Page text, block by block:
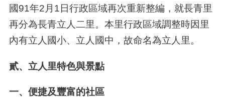
國91年2月1日行政區域再次重新整編，就長青里
再分為長青立人二里。本里行政區域調整時因里
內有立人國小、立人國中，故命名為立人里。
貳、立人里特色與景點
一、便捷及豐富的社區